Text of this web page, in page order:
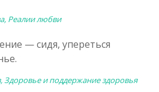
Реалии любви
— сидя, упереться
и поддержание здоровья